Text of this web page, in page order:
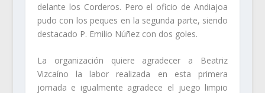
delante los Corderos. Pero el oficio de Andiajoa
pudo con los peques en la segunda parte, siendo
destacado P. Emilio Núñez con dos goles.
La organización quiere agradecer a Beatriz
Vizcaíno la labor realizada en esta primera
jornada e igualmente agradece el juego limpio